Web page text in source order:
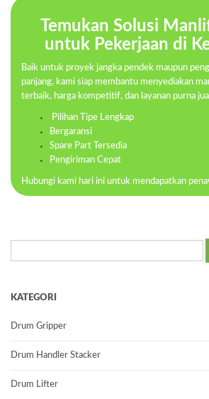
Temukan Solusi
untuk Pekerjaan di
Baik untuk proyek jangka pendek maupun
panjang, kami siap membantu menyediakan
terbaik, harga kompetitif, dan layanan purna
Pilihan Tipe Lengkap
Bergaransi
Spare Part Tersedia
Pengiriman Cepat
Hubungi kami hari ini untuk mendapatkan
untuk:
KATEGORI
Drum Gripper
Drum Handler Stacker
Drum Lifter